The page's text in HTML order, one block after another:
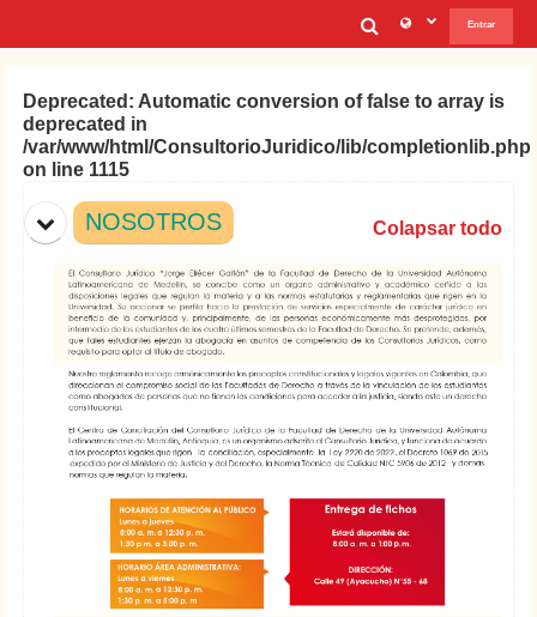
Selector de
Entrar
Deprecated: Automatic conversion of false to array is
deprecated in
/var/www/html/ConsultorioJuridico/lib/completionlib.php
on line 1115
Diagrama de temas
NOSOTROS Colapsar todo